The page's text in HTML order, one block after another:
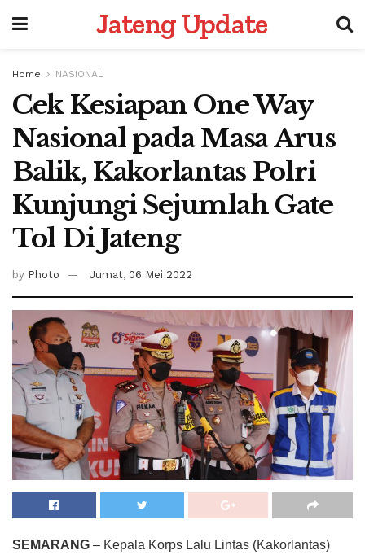
Jateng Update
Home NASIONAL
Cek Kesiapan One Way
Nasional pada Masa Arus
Balik, Kakorlantas Polri
Kunjungi Sejumlah Gate
Tol Di Jateng
by Photo Jumat, 06 Mei 2022
SEMARANG – Kepala Korps Lalu Lintas (Kakorlantas)